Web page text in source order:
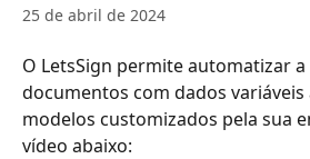
25 de abril de 2024
O LetsSign permite automatizar
documentos com dados
modelos customizados pela sua
vídeo abaixo: